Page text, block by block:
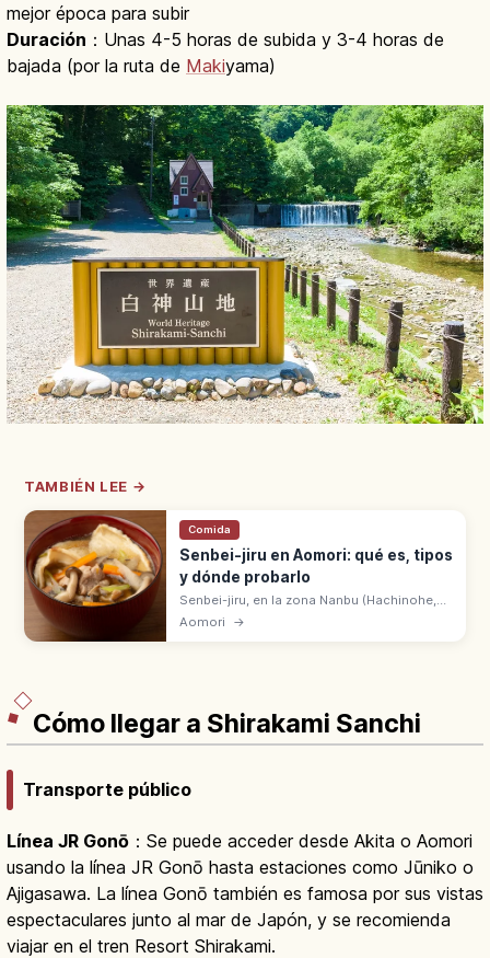
mejor época para subir
Duración ：Unas 4-5 horas de subida y 3-4 horas de
bajada (por la ruta de Makiyama)
TAMBIÉN LEE →
Comida
Senbei-jiru en Aomori: qué es, tipos
y dónde probarlo
Senbei-jiru, en la zona Nanbu (Hachinohe,
Aomori), es el guiso con Nanbu senbei para
Aomori →
Cómo llegar a Shirakami Sanchi
Transporte público
Línea JR Gonō ：Se puede acceder desde Akita o Aomori
usando la línea JR Gonō hasta estaciones como Jūniko o
Ajigasawa. La línea Gonō también es famosa por sus vistas
espectaculares junto al mar de Japón, y se recomienda
viajar en el tren Resort Shirakami.